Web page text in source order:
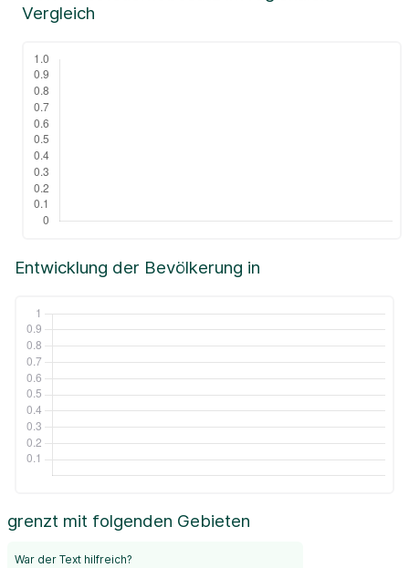
Entwicklung der Bevölkerung in
Vergleich
grenzt mit folgenden Gebieten
War der Text hilfreich?